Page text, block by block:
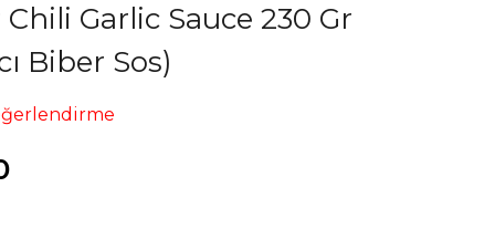
Garlic Sauce 230 Gr
Biber Sos)